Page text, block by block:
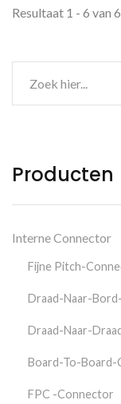
Resultaat 1 - 6 van 6
Producten
Interne Connector
Fijne Pitch-
Draad-Naar-
Draad-Naar-
Board-To-Board-
FPC -connector